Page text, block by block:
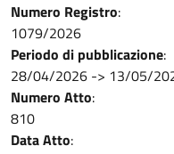
Numero Registro:
1079/2026
Periodo di pubblicazione:
28/04/2026 -> 13/05/
Numero Atto:
810
Data Atto: